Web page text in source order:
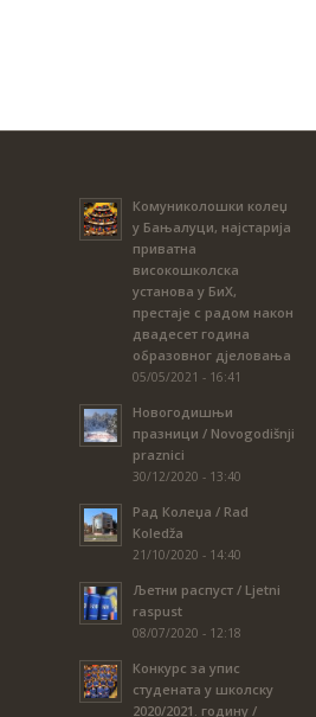
Комуниколошки колеџ
у Бањалуци, најстарија
приватна
високошколска
установа у БиХ,
престаје с радом након
двадесет година
образовног дјеловања
05/05/2021 - 16:41
Новогодишњи
празници / Novogodišnji
praznici
30/12/2020 - 13:40
Рад Колеџа / Rad
Koledža
21/10/2020 - 14:40
Љетни распуст / Ljetni
raspust
08/07/2020 - 12:18
Конкурс за упис
студената у школску
2020/2021. годину /